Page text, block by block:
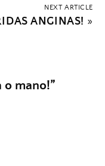
NEXT ARTICLE
ANGINAS! »
o mano!”